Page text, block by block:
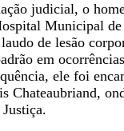
judicial, o
Municipal
de lesão
em
ele foi
Chateaubriand,